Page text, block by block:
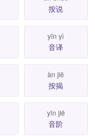
按说
yīn yì
音译
àn jiē
按揭
yīn jiē
音阶